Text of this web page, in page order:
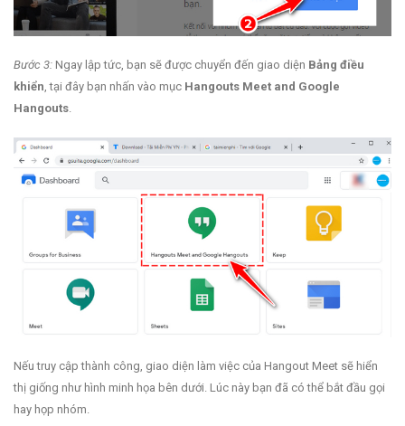
Bước 3: Ngay lập tức, bạn sẽ được chuyển đến giao diện Bảng điều
khiển, tại đây bạn nhấn vào mục Hangouts Meet and Google
Hangouts.
Nếu truy cập thành công, giao diện làm việc của Hangout Meet sẽ hiển
thị giống như hình minh họa bên dưới. Lúc này bạn đã có thể bắt đầu gọi
hay họp nhóm.